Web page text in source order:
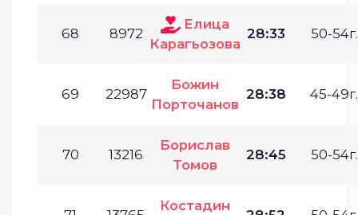
68 8972
Елица
Карагьозова
28:33 50-54г.
69 22987
Божин
Порточанов
28:38 45-49г.
70 13216
Борислав
Томов
28:45 50-54г.
Костадин